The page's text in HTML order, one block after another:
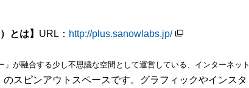
とは 】 URL： http://plus.sanowlabs.jp/
」が融合する少し不思議な空間として運営している、インターネット
のスピンアウトスペースです。グラフィックやインスタ